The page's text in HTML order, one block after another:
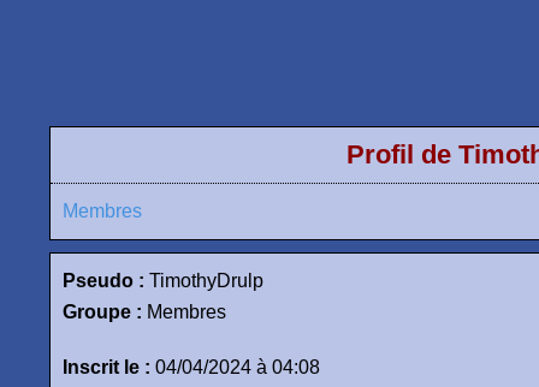
Profil de
Membres
Pseudo : TimothyDrulp
Groupe : Membres
Inscrit le : 04/04/2024 à 04:08